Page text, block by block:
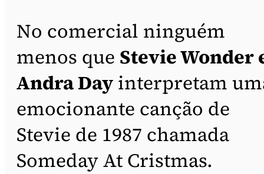
No comercial ninguém
menos que Stevie Wonder
Andra Day interpretam
emocionante canção de
Stevie de 1987 chamada
Someday At Cristmas.